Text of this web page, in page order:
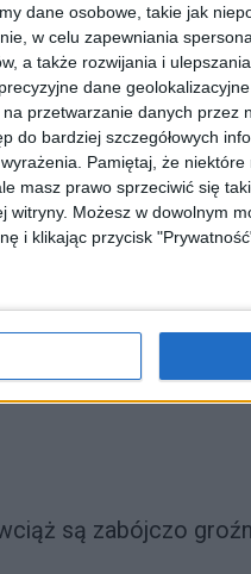
dane osobowe, takie jak
w celu zapewniania
a także rozwijania i
dane
przetwarzanie danych przez
do bardziej szczegółowych
Pamiętaj, że
masz prawo sprzeciwić się
witryny. Możesz w dowolnym
i klikając przycisk
jej bieg?
karała najwyższym
są zabójczo